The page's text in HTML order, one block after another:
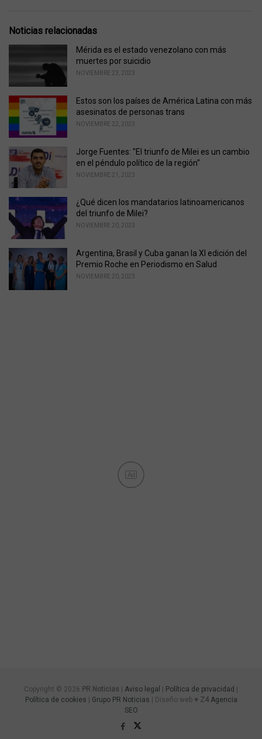
i
e
Noticias relacionadas
Mérida es el estado venezolano con más
muertes por suicidio
NOVIEMBRE 23, 2023
Estos son los países de América Latina con más
asesinatos de personas trans
NOVIEMBRE 22, 2023
Jorge Fuentes: "El triunfo de Milei es un cambio
en el péndulo político de la región"
NOVIEMBRE 21, 2023
¿Qué dicen los mandatarios latinoamericanos
del triunfo de Milei?
NOVIEMBRE 20, 2023
Argentina, Brasil y Cuba ganan la XI edición del
Premio Roche en Periodismo en Salud
NOVIEMBRE 20, 2023
Ad
Copyright © 2026 PR Noticias | Aviso legal | Política de privacidad |
Política de cookies | Grupo PR Noticias | Diseño web ♥ Z4 Agencia
SEO